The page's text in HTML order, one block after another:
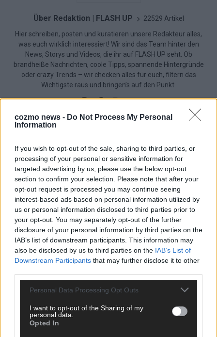
cozmo news - Do Not Process My Personal
Information
If you wish to opt-out of the sale, sharing to third parties, or
processing of your personal or sensitive information for
targeted advertising by us, please use the below opt-out
section to confirm your selection. Please note that after your
opt-out request is processed you may continue seeing
interest-based ads based on personal information utilized by
us or personal information disclosed to third parties prior to
your opt-out. You may separately opt-out of the further
disclosure of your personal information by third parties on the
IAB’s list of downstream participants. This information may
also be disclosed by us to third parties on the IAB’s List of
Downstream Participants that may further disclose it to other
Personal Data Processing Opt Outs
I want to opt-out of the Sharing of my
personal data.
Opted In
Über Redaktion | FLASH UP 22529 Artikel
Hier schreiben, posten und kuratieren unsere Redakteur alles,
was euch wirklich interessiert! Wir sind das Team hinter den
News, Storys und Videos, die ihr auf FLASH UP seht. Ob
brandheiße Nachrichten, coole Tipps, spannende Hintergründe
oder crazy Trends – wir checken alles für euch, filtern das
Wichtigste raus und bringen’s auf den Punkt.
TOP STORIES
Monaco, Sallys Café, Westernbrauerei – der
EXTRA
Juni 2026